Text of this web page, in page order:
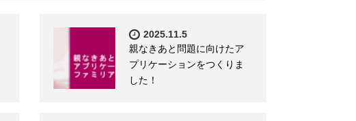
2025.11.5
親なきあと問題に向けたア
プリケーションをつくりま
した！